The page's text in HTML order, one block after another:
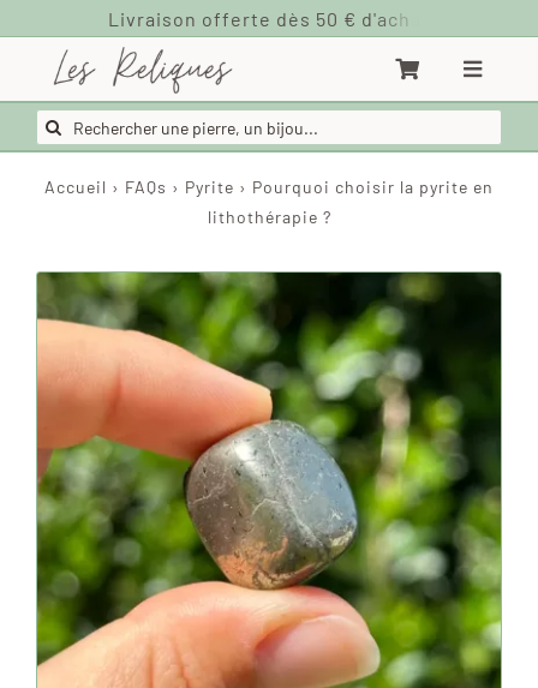
contenu
Rechercher:
Accueil › FAQs › Pyrite › Pourquoi choisir la pyrite en
lithothérapie ?